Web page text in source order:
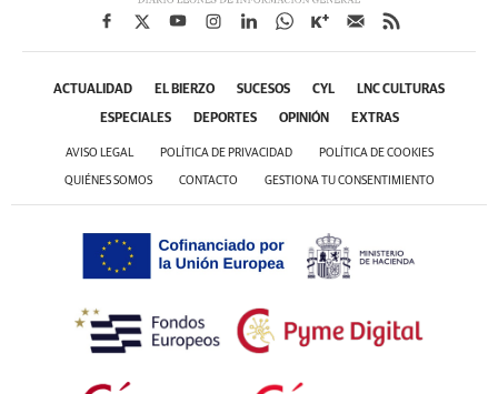
ACTUALIDAD EL BIERZO SUCESOS CYL LNC CULTURAS
ESPECIALES DEPORTES OPINIÓN EXTRAS
AVISO LEGAL POLÍTICA DE PRIVACIDAD POLÍTICA DE COOKIES
QUIÉNES SOMOS CONTACTO GESTIONA TU CONSENTIMIENTO